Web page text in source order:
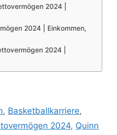
2024 |
2024 | Einkommen,
2024 |
, Basketballkarriere,
2024, Quinn